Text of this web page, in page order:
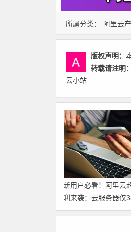
所属分类： 阿里云
版权声明：
转载请注明：
云小站
新用户必看！阿里云
利来袭：云服务器仅
起，域名1元注册，